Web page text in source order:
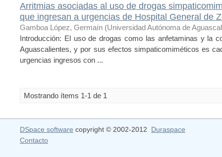
Arritmias asociadas al uso de drogas
que ingresan a urgencias de Hospital General de
Gamboa López, Germaín (Universidad Autónoma de
Introducción: El uso de drogas como las anfetaminas y la
Aguascalientes, y por sus efectos simpaticomiméticos es
urgencias ingresos con ...
Mostrando ítems 1-1 de 1
DSpace software copyright © 2002-2012 Duraspace
Contacto